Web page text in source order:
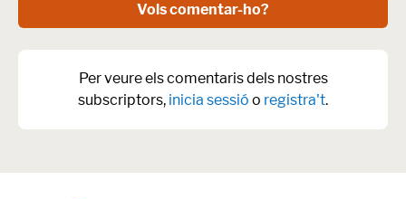
Vols comentar-ho?
Per veure els comentaris dels nostres
subscriptors, inicia sessió o registra't.